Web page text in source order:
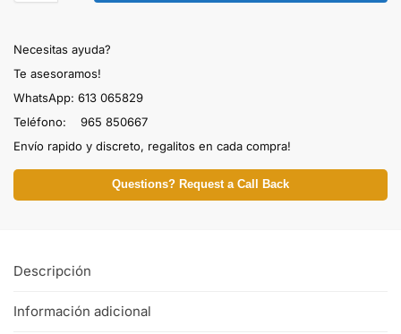
Necesitas ayuda?
Te asesoramos!
WhatsApp: 613 065829
Teléfono: 965 850667
Envío rapido y discreto, regalitos en cada compra!
Questions? Request a Call Back
Descripción
Información adicional